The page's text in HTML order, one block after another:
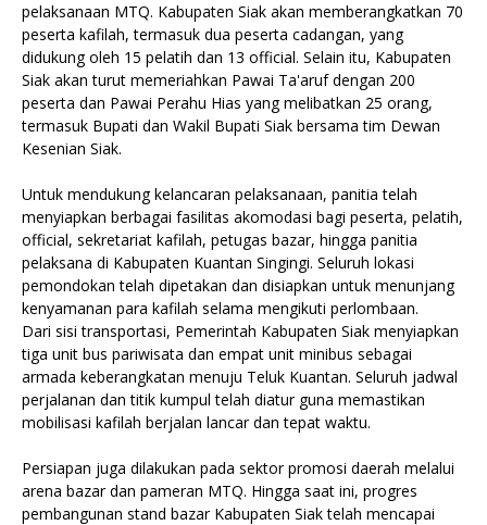
pelaksanaan MTQ. Kabupaten Siak akan memberangkatkan 70
peserta kafilah, termasuk dua peserta cadangan, yang
didukung oleh 15 pelatih dan 13 official. Selain itu, Kabupaten
Siak akan turut memeriahkan Pawai Ta'aruf dengan 200
peserta dan Pawai Perahu Hias yang melibatkan 25 orang,
termasuk Bupati dan Wakil Bupati Siak bersama tim Dewan
Kesenian Siak.
Untuk mendukung kelancaran pelaksanaan, panitia telah
menyiapkan berbagai fasilitas akomodasi bagi peserta, pelatih,
official, sekretariat kafilah, petugas bazar, hingga panitia
pelaksana di Kabupaten Kuantan Singingi. Seluruh lokasi
pemondokan telah dipetakan dan disiapkan untuk menunjang
kenyamanan para kafilah selama mengikuti perlombaan.
Dari sisi transportasi, Pemerintah Kabupaten Siak menyiapkan
tiga unit bus pariwisata dan empat unit minibus sebagai
armada keberangkatan menuju Teluk Kuantan. Seluruh jadwal
perjalanan dan titik kumpul telah diatur guna memastikan
mobilisasi kafilah berjalan lancar dan tepat waktu.
Persiapan juga dilakukan pada sektor promosi daerah melalui
arena bazar dan pameran MTQ. Hingga saat ini, progres
pembangunan stand bazar Kabupaten Siak telah mencapai